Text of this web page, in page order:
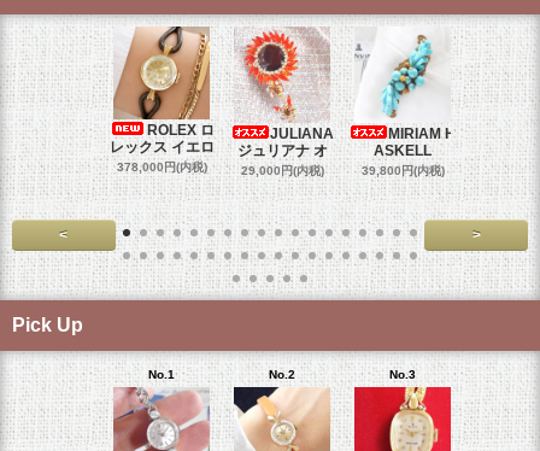
ROLEX ロ
レックス イエロ
378,000円(内税)
JULIANA
ジュリアナ オ
29,000円(内税)
MIRIAM H
ASKELL
39,800円(内税)
オメガマ
スダ
458,000円
< >
Pick Up
No.1 No.2 No.3 No.4